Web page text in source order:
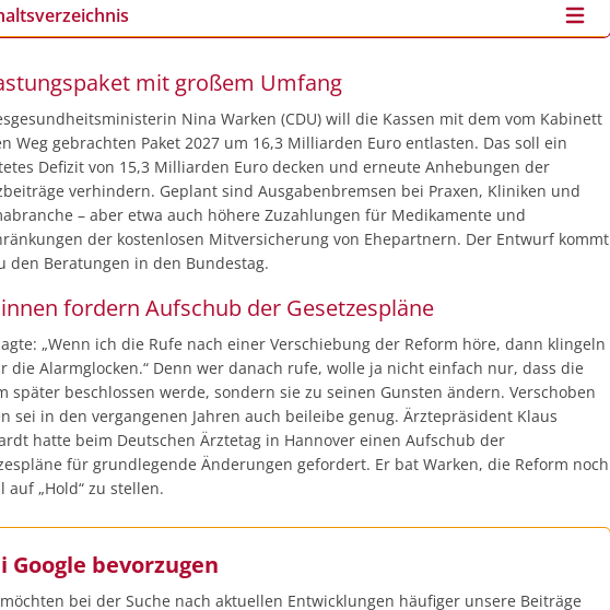
mit großem Umfang
Nina Warken (CDU) will die Kassen mit dem vom Kabinett
Weg gebrachten Paket 2027 um 16,3 Milliarden Euro entlasten. Das soll ein
Defizit von 15,3 Milliarden Euro decken und erneute Anhebungen der
verhindern. Geplant sind Ausgabenbremsen bei Praxen, Kliniken und
– aber etwa auch höhere Zuzahlungen für Medikamente und
der kostenlosen Mitversicherung von Ehepartnern. Der Entwurf kommt
den Beratungen in den Bundestag.
fordern Aufschub der Gesetzespläne
„Wenn ich die Rufe nach einer Verschiebung der Reform höre, dann klingeln
die Alarmglocken.“ Denn wer danach rufe, wolle ja nicht einfach nur, dass die
später beschlossen werde, sondern sie zu seinen Gunsten ändern. Verschoben
sei in den vergangenen Jahren auch beileibe genug. Ärztepräsident Klaus
hatte beim Deutschen Ärztetag in Hannover einen Aufschub der
für grundlegende Änderungen gefordert. Er bat Warken, die Reform noch
auf „Hold“ zu stellen.
Google bevorzugen
bei der Suche nach aktuellen Entwicklungen häufiger unsere Beiträge